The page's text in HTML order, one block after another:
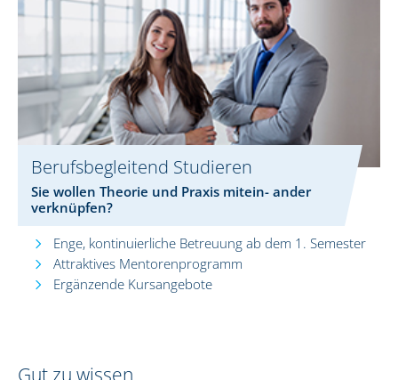
Berufsbegleitend Studieren
Sie wollen Theorie und Praxis mitein- ander
verknüpfen?
Enge, kontinuierliche Betreuung ab dem 1. Semester
Attraktives Mentorenprogramm
Ergänzende Kursangebote
Gut zu wissen